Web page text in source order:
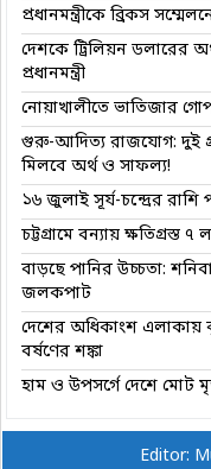
প্রধানমন্ত্রীকে ব্রিকস
দেশকে ট্রিলিয়ন ডলারের
প্রধানমন্ত্রী
নোয়াখালীতে ভাতিজার
গুরু-আদিত্য রাজযোগ: দুই
মিলবে অর্থ ও সাফল্য!
১৬ জুলাই সূর্য-চন্দ্রের
চট্টগ্রামে বন্যায় ক্ষতিগ্রস্ত
বাড়ছে পানির উচ্চতা:
জলকপাট
দেশের অধিকাংশ এলাকায়
বর্ষণের শঙ্কা
হাম ও উপসর্গে দেশে মোট
Editor: